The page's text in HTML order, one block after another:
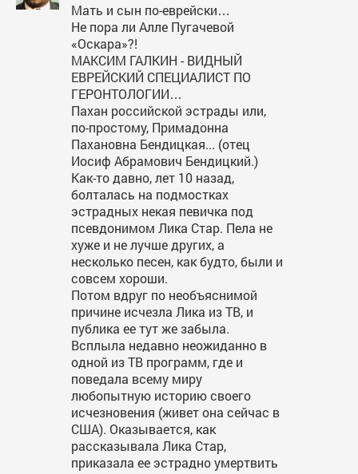
Мать и сын по-еврейски…
Не пора ли Алле Пугачевой
«Оскара»?!
МАКСИМ ГАЛКИН - ВИДНЫЙ
ЕВРЕЙСКИЙ СПЕЦИАЛИСТ ПО
ГЕРОНТОЛОГИИ…
Пахан российской эстрады или,
по-простому, Примадонна
Пахановна Бендицкая... (отец
Иосиф Абрамович Бендицкий.)
Как-то давно, лет 10 назад,
болталась на подмостках
эстрадных некая певичка под
псевдонимом Лика Стар. Пела не
хуже и не лучше других, а
несколько песен, как будто, были и
совсем хороши.
Потом вдруг по необъяснимой
причине исчезла Лика из ТВ, и
публика ее тут же забыла.
Всплыла недавно неожиданно в
одной из ТВ программ, где и
поведала всему миру
любопытную историю своего
исчезновения (живет она сейчас в
США). Оказывается, как
рассказывала Лика Стар,
приказала ее эстрадно умертвить